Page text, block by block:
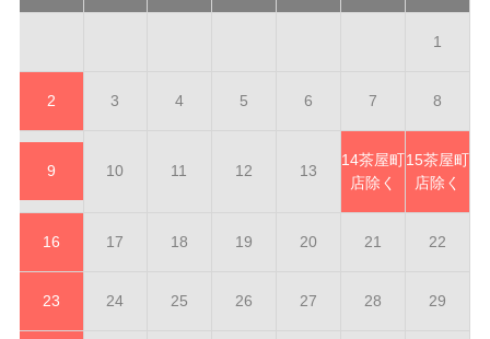
1
2 3 4 5 6 7 8
9 10 11 12 13
14茶屋町
店除く
15茶屋町
店除く
16 17 18 19 20 21 22
23 24 25 26 27 28 29